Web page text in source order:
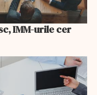
IMM-urile cer